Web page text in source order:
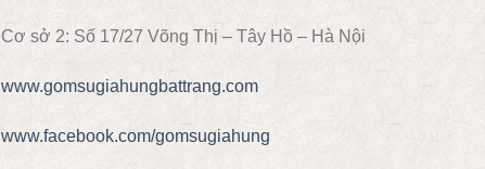
Cơ sở 2: Số 17/27 Võng Thị – Tây Hồ – Hà Nội
www.gomsugiahungbattrang.com
www.facebook.com/gomsugiahung